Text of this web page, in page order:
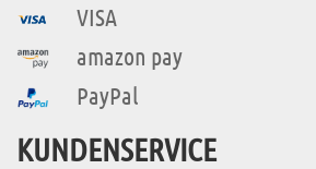
VISA
amazon pay
PayPal
KUNDENSERVICE